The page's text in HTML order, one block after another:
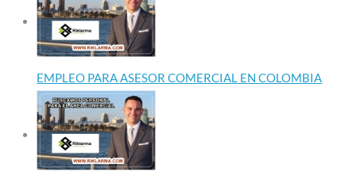
EMPLEO PARA ASESOR COMERCIAL EN COLOMBIA